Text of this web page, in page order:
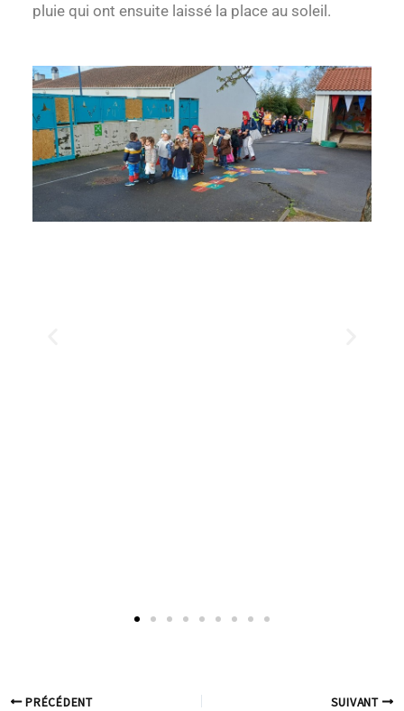
pluie qui ont ensuite laissé la place au soleil.
PRÉCÉDENT SUIVANT